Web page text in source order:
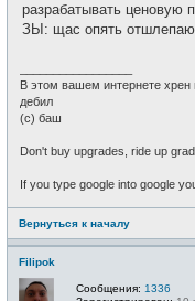
разрабатывать ценовую
ЗЫ: щас опять
В этом вашем интернете хрен
дебил
(c) баш
Don't buy upgrades, ride up
If you type google into google
Вернуться к началу
Filipok
Сообщения: 1336